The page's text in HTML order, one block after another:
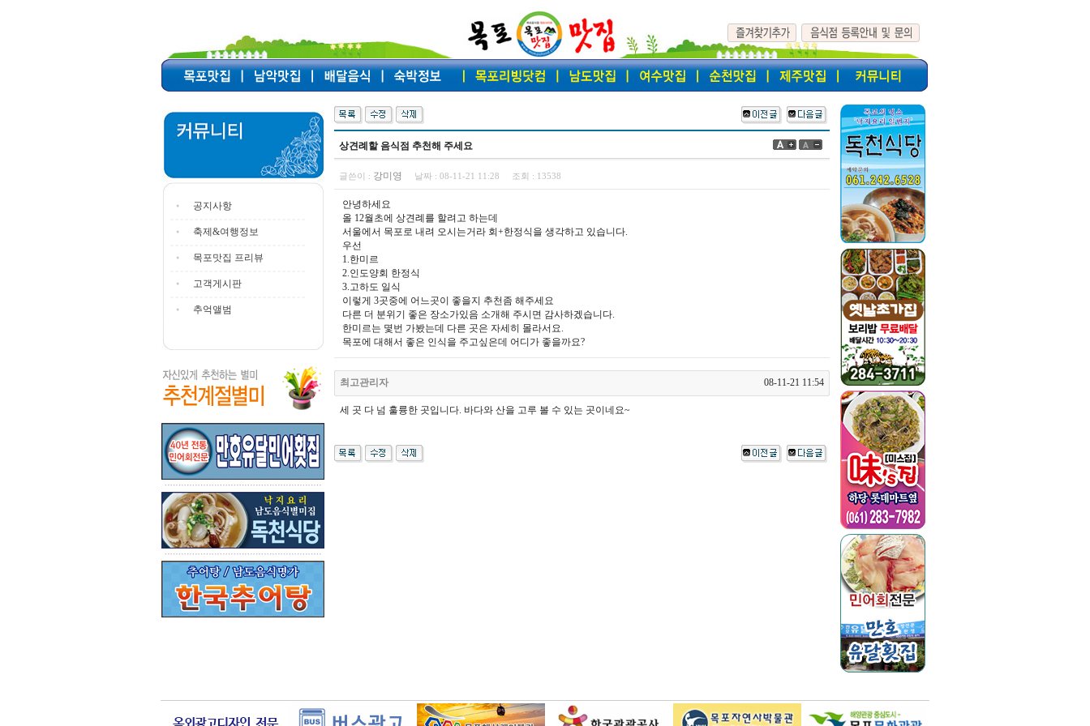
공지사항
축제&여행정보
목포맛집 프리뷰
고객게시판
추억앨범
상견례할 음식점 추천해 주세요
글쓴이 : 강미영 날짜 : 08-11-21 11:28 조회 : 13538
안녕하세요
올 12월초에 상견례를 할려고 하는데
서울에서 목포로 내려 오시는거라 회+한정식을 생각하고 있습니다.
우선
1.한미르
2.인도양회 한정식
3.고하도 일식
이렇게 3곳중에 어느곳이 좋을지 추천좀 해주세요
다른 더 분위기 좋은 장소가있음 소개해 주시면 감사하겠습니다.
한미르는 몇번 가봤는데 다른 곳은 자세히 몰라서요.
목포에 대해서 좋은 인식을 주고싶은데 어디가 좋을까요?
최고관리자 08-11-21 11:54
세 곳 다 넘 훌륭한 곳입니다. 바다와 산을 고루 볼 수 있는 곳이네요~